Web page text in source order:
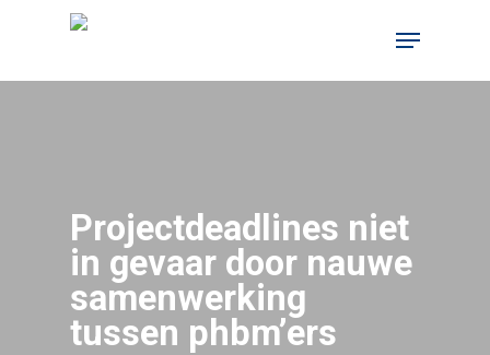
Menu
Projectdeadlines niet
in gevaar door nauwe
samenwerking
tussen phbm’ers